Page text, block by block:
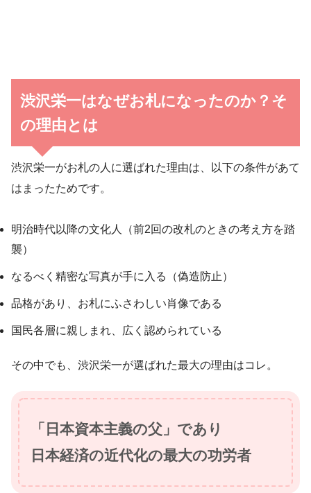
渋沢栄一はなぜお札になったのか？そ
の理由とは
渋沢栄一がお札の人に選ばれた理由は、以下の条件があて
はまったためです。
明治時代以降の文化人（前2回の改札のときの考え方を踏
襲）
なるべく精密な写真が手に入る（偽造防止）
品格があり、お札にふさわしい肖像である
国民各層に親しまれ、広く認められている
その中でも、渋沢栄一が選ばれた最大の理由はコレ。
「日本資本主義の父」であり
日本経済の近代化の最大の功労者